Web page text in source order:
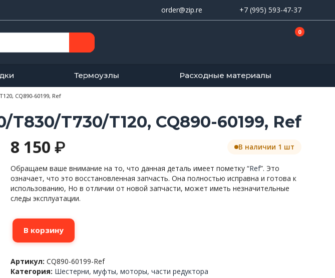
order@zip.re +7 (995) 593-47-37
0
Термоузлы Расходные материалы
CQ890-60199, Ref
T730/T120, CQ890-60199, Ref
8 150₽
Обращаем ваше внимание на то, что данная деталь имеет пометку “Ref”. Это
означает, что это восстановленная запчасть. Она полностью исправна и готова к
использованию, Но в отличии от новой запчасти, может иметь незначительные
следы эксплуатации.
В наличии 1 шт
Количество
товара
Мотор
HP™
DesignJet
В корзину
Артикул:CQ890-60199-Ref
Категория: Шестерни, муфты, моторы, части редуктора